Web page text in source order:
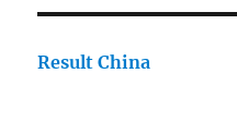
Result China